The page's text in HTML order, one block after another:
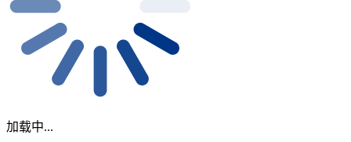
加载中...